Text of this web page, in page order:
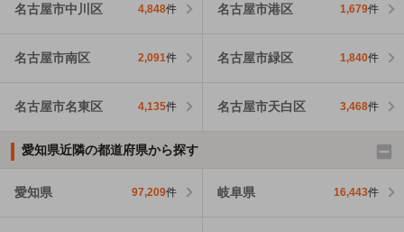
名古屋市中川区 4,848件 名古屋市港区 1,679件
名古屋市南区 2,091件 名古屋市緑区 1,840件
名古屋市名東区 4,135件 名古屋市天白区 3,468件
愛知県近隣の都道府県から探す
愛知県 97,209件 岐阜県 16,443件